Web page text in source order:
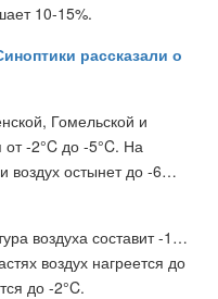
10-15%.
рассказали о
Гомельской и
от -2°C до -5°C. На
воздух остынет до -6…
воздуха составит -1…
воздух нагреется до
до -2°C.